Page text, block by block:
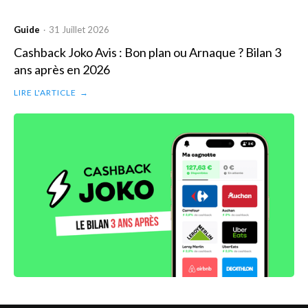
Guide · 31 Juillet 2026
Cashback Joko Avis : Bon plan ou Arnaque ? Bilan 3
ans après en 2026
LIRE L'ARTICLE →